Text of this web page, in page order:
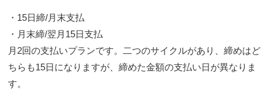
・15日締/月末支払
・月末締/翌月15日支払
月2回の支払いプランです。二つのサイクルがあり、締めはど
ちらも15日になりますが、締めた金額の支払い日が異なりま
す。